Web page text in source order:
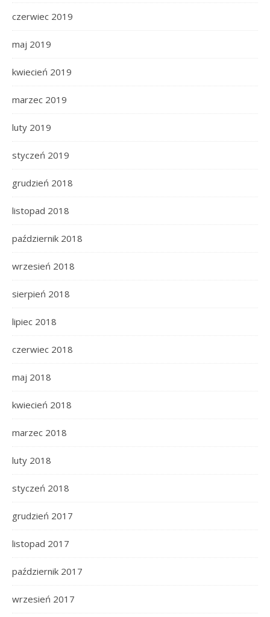
czerwiec 2019
maj 2019
kwiecień 2019
marzec 2019
luty 2019
styczeń 2019
grudzień 2018
listopad 2018
październik 2018
wrzesień 2018
sierpień 2018
lipiec 2018
czerwiec 2018
maj 2018
kwiecień 2018
marzec 2018
luty 2018
styczeń 2018
grudzień 2017
listopad 2017
październik 2017
wrzesień 2017